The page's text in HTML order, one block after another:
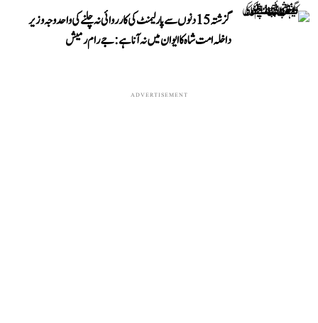
گزشتہ 15 دنوں سے پارلیمنٹ کی کارروائی نہ چلنے کی واحد وجہ وزیر
داخلہ امت شاہ کا ایوان میں نہ آنا ہے: جے رام رمیش
ADVERTISEMENT